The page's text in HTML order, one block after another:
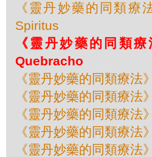
《靈丹妙藥的同類療
Spiritus
《靈丹妙藥的同類
Quebracho
《靈丹妙藥的同類療
《靈丹妙藥的同類療
《靈丹妙藥的同類療
《靈丹妙藥的同類療
《靈丹妙藥的同類療